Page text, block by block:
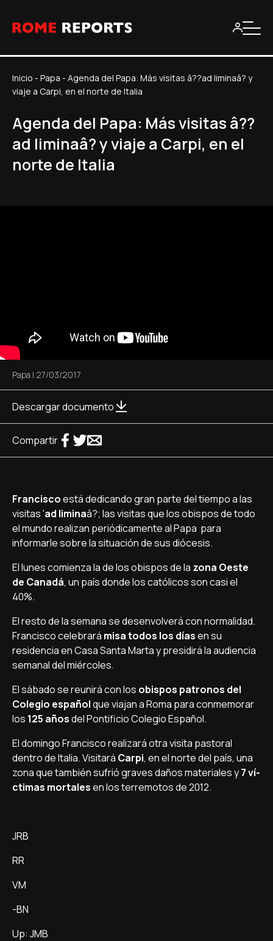
Inicio - Papa - Agenda del Papa: Más visitas â??ad liminaâ? y
viaje a Carpi, en el norte de Italia
Agenda del Papa: Más visitas â??
ad liminaâ? y viaje a Carpi, en el
norte de Italia
Papa | 27/03/2017
Descargar documento
Compartir
Franciscoestá dedicando gran parte del tiempo a las
visitas 'ad liminaâ?; las visitas que los obispos de todo
el mundo realizan periódicamente al Papa para
informarle sobre la situación de sus diócesis.
El lunes comienza la de los obispos de la zona Oeste
de Canadá, un paí­s donde los católicos son casi el
40%.
El resto de la semana se desenvolverá con normalidad.
Francisco celebrará misa todos los dí­asen su
residencia en Casa Santa Marta y presidirá la audiencia
semanal del miércoles.
El sábado se reunirá con los obispos patronos del
Colegio españolque viajan a Roma para conmemorar
los 125 añosdel Pontificio Colegio Español.
El domingo Francisco realizará otra visita pastoral
dentro de Italia. Visitará Carpi, en el norte del paí­s, una
zona que también sufrió graves daños materiales y7 ví­
ctimas mortalesen los terremotos de 2012.
JRB
RR
VM
-BN
Up: JMB